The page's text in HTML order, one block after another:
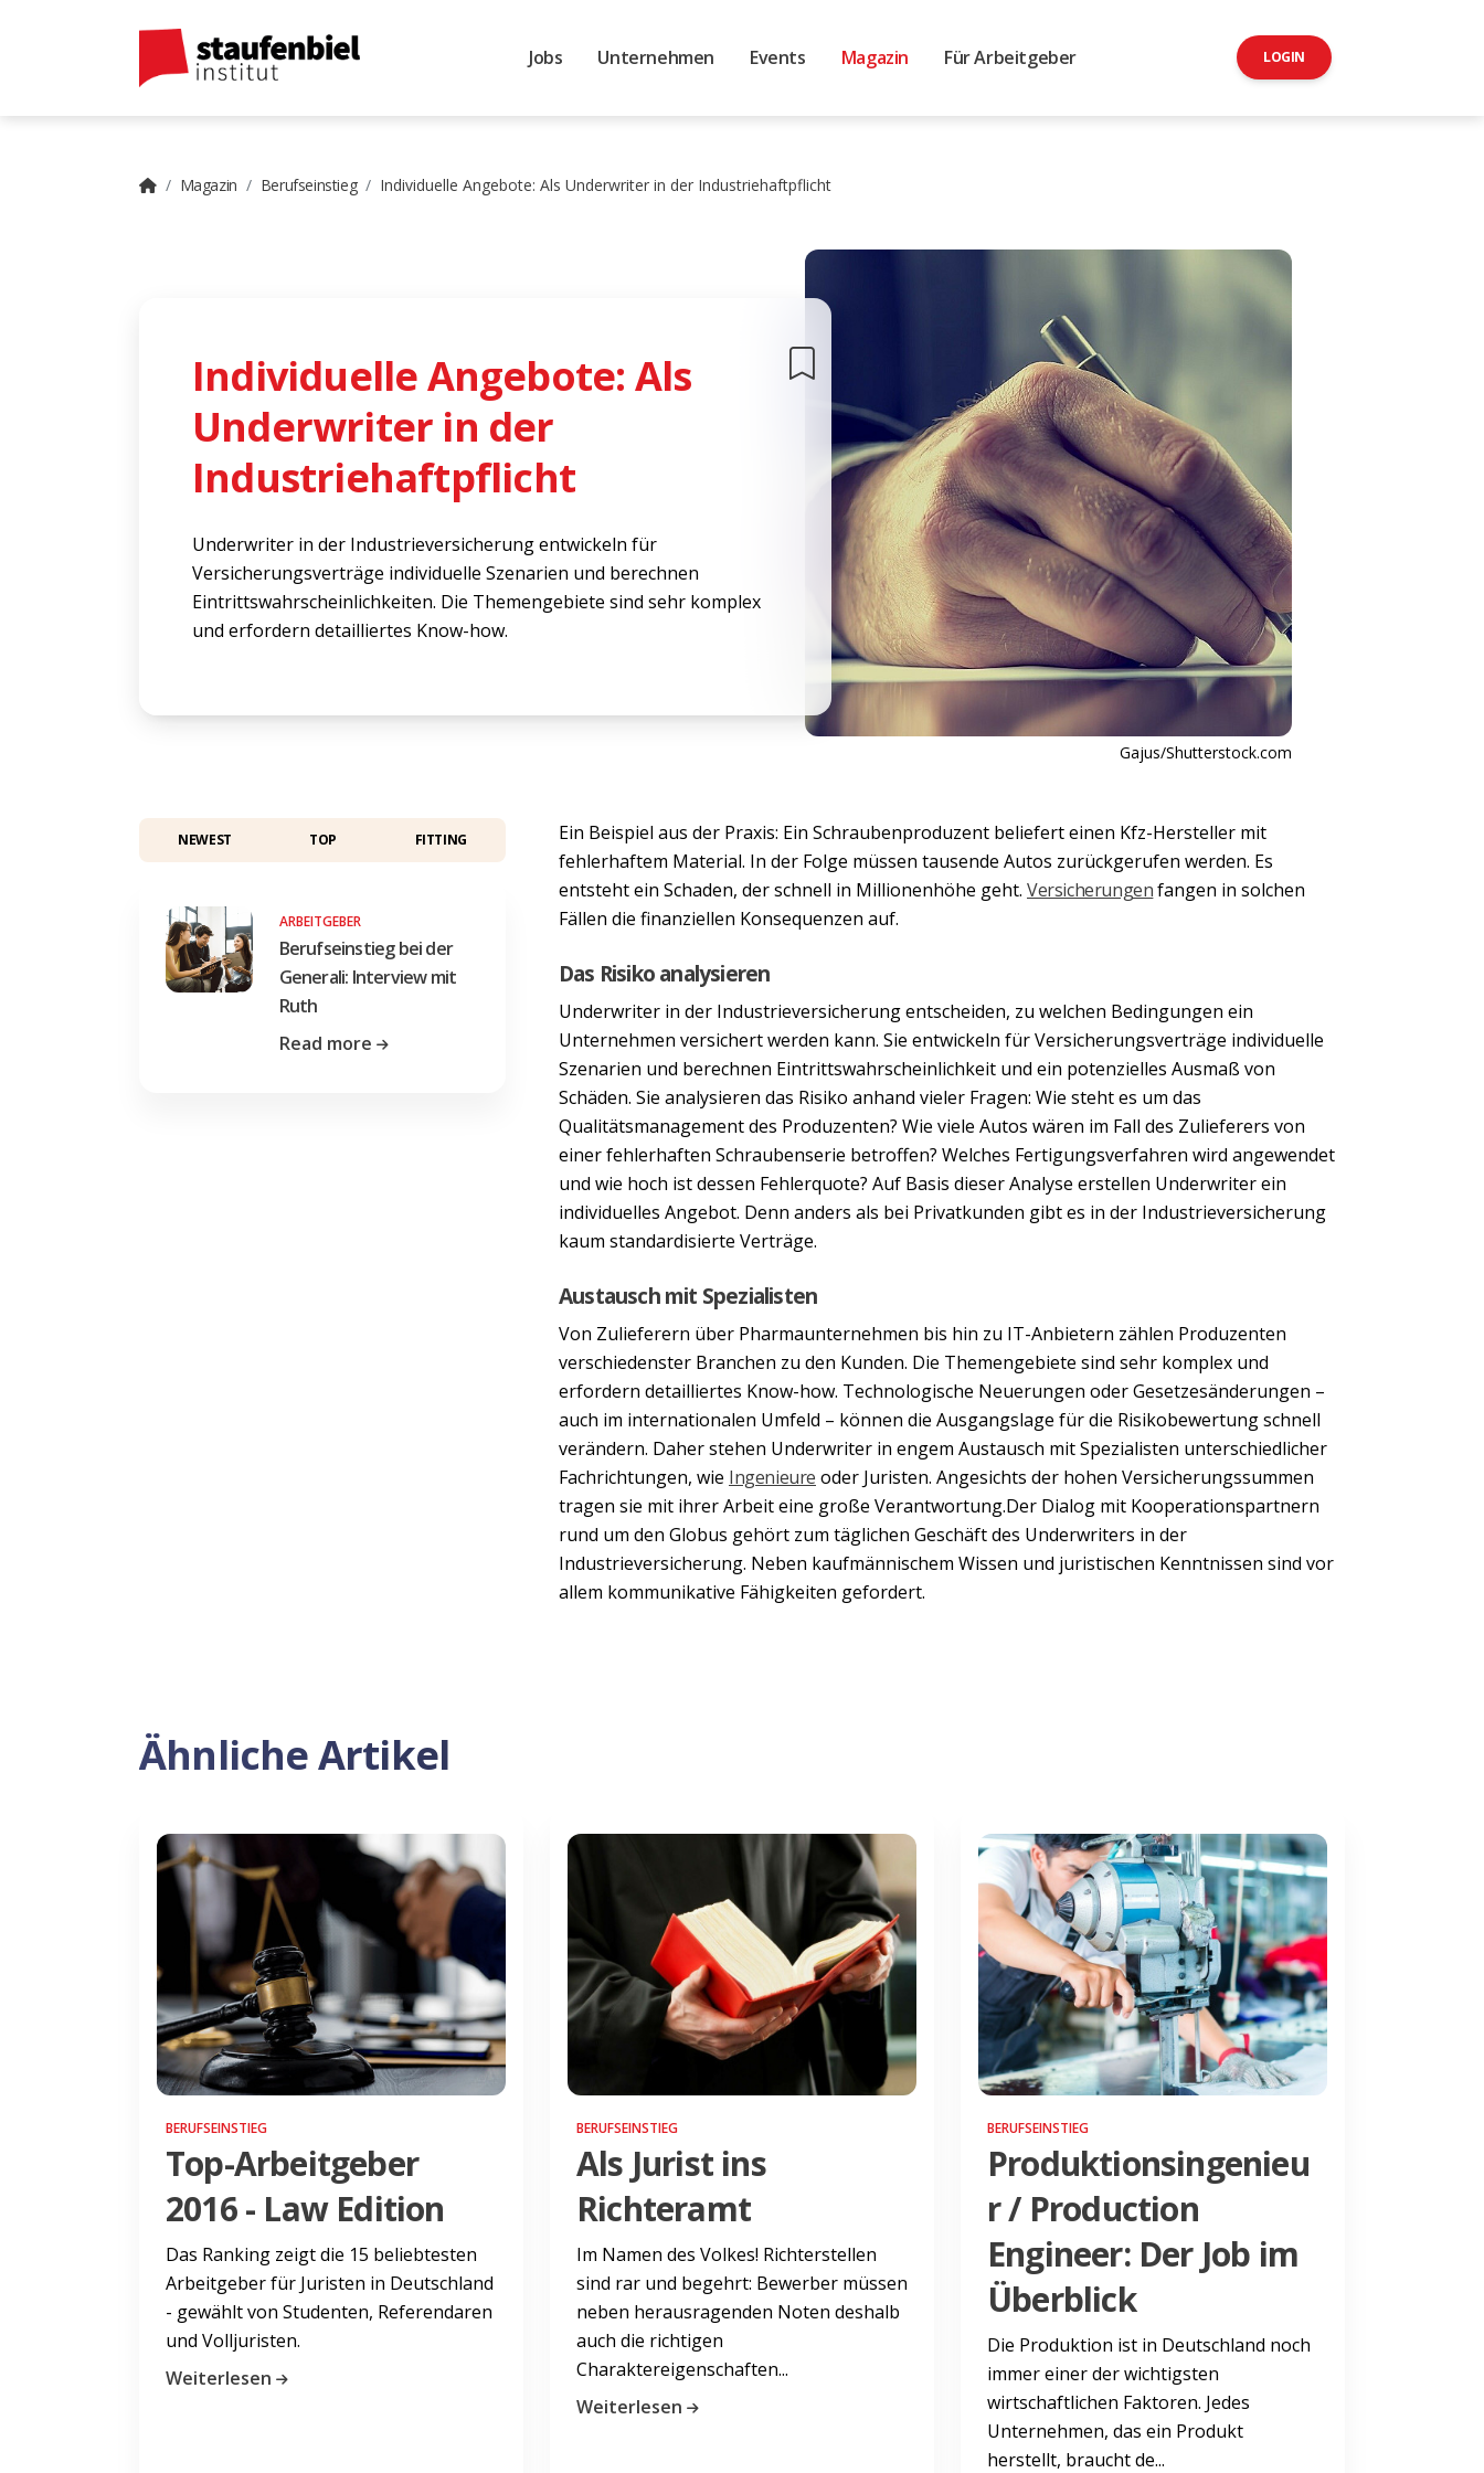
Jobs Unternehmen Events Magazin Für Arbeitgeber LOGIN
Magazin Berufseinstieg Individuelle Angebote: Als Underwriter in der Industriehaftpflicht
Individuelle Angebote: Als
Underwriter in der
Industriehaftpflicht
Underwriter in der Industrieversicherung entwickeln für
Versicherungsverträge individuelle Szenarien und berechnen
Eintrittswahrscheinlichkeiten. Die Themengebiete sind sehr komplex
und erfordern detailliertes Know-how.
Gajus/Shutterstock.com
NEWEST TOP FITTING
ARBEITGEBER
Berufseinstieg bei der
Generali: Interview mit
Ruth
Read more
Ein Beispiel aus der Praxis: Ein Schraubenproduzent beliefert einen Kfz-Hersteller mit
fehlerhaftem Material. In der Folge müssen tausende Autos zurückgerufen werden. Es
entsteht ein Schaden, der schnell in Millionenhöhe geht. Versicherungenfangen in solchen
Fällen die finanziellen Konsequenzen auf.
Das Risiko analysieren
Underwriter in der Industrieversicherung entscheiden, zu welchen Bedingungen ein
Unternehmen versichert werden kann. Sie entwickeln für Versicherungsverträge individuelle
Szenarien und berechnen Eintrittswahrscheinlichkeit und ein potenzielles Ausmaß von
Schäden. Sie analysieren das Risiko anhand vieler Fragen: Wie steht es um das
Qualitätsmanagement des Produzenten? Wie viele Autos wären im Fall des Zulieferers von
einer fehlerhaften Schraubenserie betroffen? Welches Fertigungsverfahren wird angewendet
und wie hoch ist dessen Fehlerquote? Auf Basis dieser Analyse erstellen Underwriter ein
individuelles Angebot. Denn anders als bei Privatkunden gibt es in der Industrieversicherung
kaum standardisierte Verträge.
Austausch mit Spezialisten
Von Zulieferern über Pharmaunternehmen bis hin zu IT-Anbietern zählen Produzenten
verschiedenster Branchen zu den Kunden. Die Themengebiete sind sehr komplex und
erfordern detailliertes Know-how. Technologische Neuerungen oder Gesetzesänderungen –
auch im internationalen Umfeld – können die Ausgangslage für die Risikobewertung schnell
verändern. Daher stehen Underwriter in engem Austausch mit Spezialisten unterschiedlicher
Fachrichtungen, wie Ingenieure oder Juristen. Angesichts der hohen Versicherungssummen
tragen sie mit ihrer Arbeit eine große Verantwortung.Der Dialog mit Kooperationspartnern
rund um den Globus gehört zum täglichen Geschäft des Underwriters in der
Industrieversicherung. Neben kaufmännischem Wissen und juristischen Kenntnissen sind vor
allem kommunikative Fähigkeiten gefordert.
Ähnliche Artikel
BERUFSEINSTIEG
Top-Arbeitgeber
2016 - Law Edition
Das Ranking zeigt die 15 beliebtesten
Arbeitgeber für Juristen in Deutschland
- gewählt von Studenten, Referendaren
und Volljuristen.
Weiterlesen
BERUFSEINSTIEG
Als Jurist ins
Richteramt
Im Namen des Volkes! Richterstellen
sind rar und begehrt: Bewerber müssen
neben herausragenden Noten deshalb
auch die richtigen
Charaktereigenschaften...
Weiterlesen
BERUFSEINSTIEG
Produktionsingenieu
r / Production
Engineer: Der Job im
Überblick
Die Produktion ist in Deutschland noch
immer einer der wichtigsten
wirtschaftlichen Faktoren. Jedes
Unternehmen, das ein Produkt
herstellt, braucht de...